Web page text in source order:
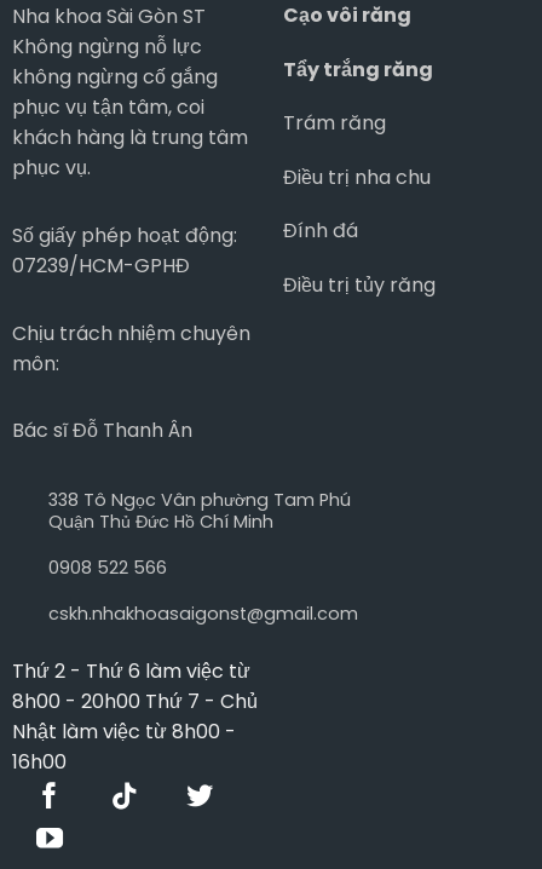
Nha khoa Sài Gòn ST
Không ngừng nỗ lực
không ngừng cố gắng
phục vụ tận tâm, coi
khách hàng là trung tâm
phục vụ.
Số giấy phép hoạt động:
07239/HCM-GPHĐ
Chịu trách nhiệm chuyên
môn:
Bác sĩ Đỗ Thanh Ân
338 Tô Ngọc Vân phường Tam Phú
Quận Thủ Đức Hồ Chí Minh
0908 522 566
cskh.nhakhoasaigonst@gmail.com
Thứ 2 - Thứ 6 làm việc từ
8h00 - 20h00 Thứ 7 - Chủ
Nhật làm việc từ 8h00 -
16h00
Cạo vôi răng
Tẩy trắng răng
Trám răng
Điều trị nha chu
Đính đá
Điều trị tủy răng